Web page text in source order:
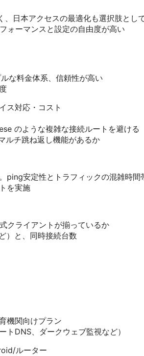
日本アクセスの最適化も選択肢とし
ォーマンスと設定の自由度が高い
な料金体系、信頼性が高い
ス対応・コスト
のような複雑な接続ルートを避ける
ルチ跳ね返し機能があるか
ping安定性とトラフィックの混雑時間
を実施
ライアントが揃っているか
）と、同時接続台数
機関向けプラン
DNS、ダークウェブ監視など）
ルーター